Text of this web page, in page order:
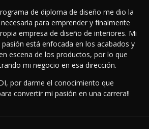
de diploma de diseño me dio la
para emprender y finalmente
empresa de diseño de interiores. Mi
pasión está enfocada en los acabados y
escena de los productos, por lo que
mi negocio en esa dirección.
por darme el conocimiento que
convertir mi pasión en una carrera!!